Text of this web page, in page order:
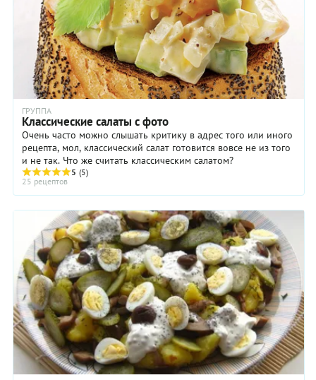
ГРУППА
Классические салаты с фото
Очень часто можно слышать критику в адрес того или иного
рецепта, мол, классический салат готовится вовсе не из того
и не так. Что же считать классическим салатом?
5 (5)
25 рецептов